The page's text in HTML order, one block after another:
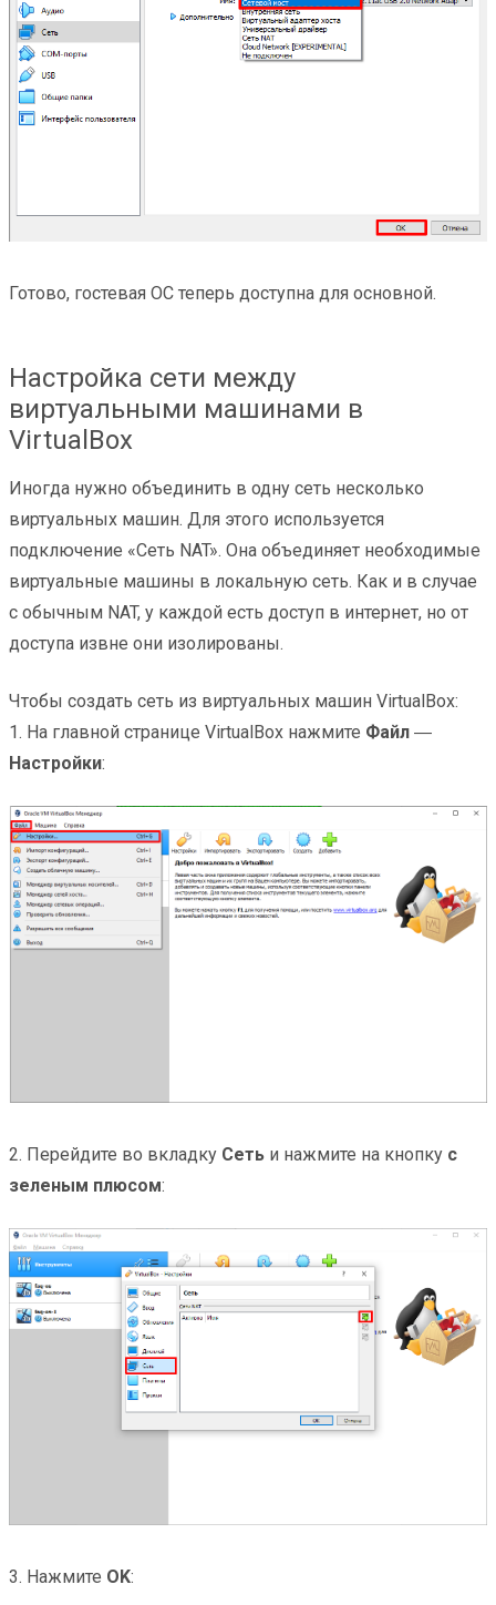
Готово, гостевая ОС теперь доступна для основной.
Настройка сети между
виртуальными машинами в
VirtualBox
Иногда нужно объединить в одну сеть несколько
виртуальных машин. Для этого используется
подключение «Сеть NAT». Она объединяет необходимые
виртуальные машины в локальную сеть. Как и в случае
с обычным NAT, у каждой есть доступ в интернет, но от
доступа извне они изолированы.
Чтобы создать сеть из виртуальных машин VirtualBox:
1. На главной странице VirtualBox нажмите Файл ―
Настройки:
2. Перейдите во вкладку Сеть и нажмите на кнопку с
зеленым плюсом:
3. Нажмите OK: